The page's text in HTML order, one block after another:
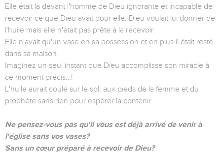
Elle était là devant l'homme de Dieu ignorante et incapable de
recevoir ce que Dieu avait pour elle. Dieu voulait lui donner de
l'huile mais elle n'était pas prête à la recevoir.
Elle n'avait qu'un vase en sa possession et en plus il était resté
dans sa maison.
Imaginez un seul instant que Dieu accomplisse son miracle à
ce moment précis…!
L'huile aurait coulé sur le sol, aux pieds de la femme et du
prophète sans rien pour espérer la contenir.
Ne pensez-vous pas qu'il vous est déjà arrivé de venir à
l'église sans vos vases?
Sans un cœur préparé à recevoir de Dieu?